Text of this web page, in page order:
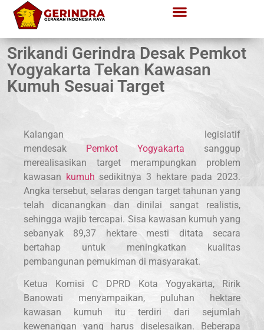
Srikandi Gerindra Desak Pemkot
Yogyakarta Tekan Kawasan
Kumuh Sesuai Target
Kalangan legislatif
mendesak Pemkot Yogyakarta sanggup
merealisasikan target merampungkan problem
kawasan kumuh sedikitnya 3 hektare pada 2023.
Angka tersebut, selaras dengan target tahunan yang
telah dicanangkan dan dinilai sangat realistis,
sehingga wajib tercapai. Sisa kawasan kumuh yang
sebanyak 89,37 hektare mesti ditata secara
bertahap untuk meningkatkan kualitas
pembangunan pemukiman di masyarakat.
Ketua Komisi C DPRD Kota Yogyakarta, Ririk
Banowati menyampaikan, puluhan hektare
kawasan kumuh itu terdiri dari sejumlah
kewenangan yang harus diselesaikan. Beberapa